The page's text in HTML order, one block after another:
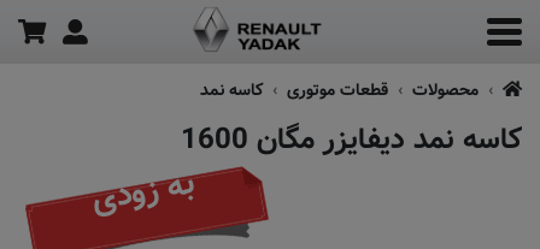
محصولات قطعات موتوری کاسه نمد
کاسه نمد دیفایزر مگان 1600
به زودی